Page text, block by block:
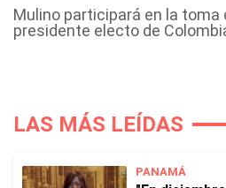
Mulino participará en la toma
presidente electo de
LAS MÁS LEÍDAS
PANAMÁ